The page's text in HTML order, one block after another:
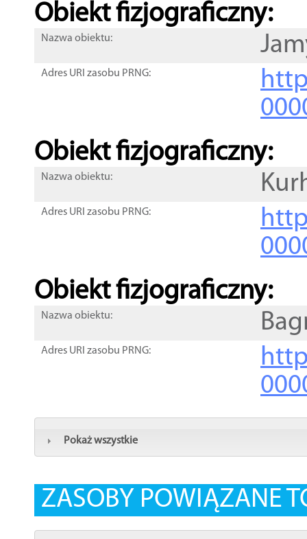
Obiekt fizjograficzny:
Nazwa obiektu:
Adres URI zasobu PRNG:
Obiekt fizjograficzny:
Nazwa obiektu:
Adres URI zasobu PRNG:
Obiekt fizjograficzny:
Nazwa obiektu:
Adres URI zasobu PRNG:
Pokaż wszystkie
ZASOBY POWIĄZANE